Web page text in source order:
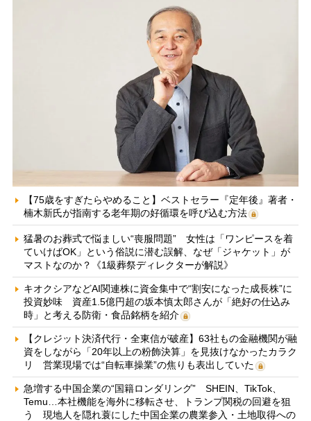
【75歳をすぎたらやめること】ベストセラー『定年後』著者・
楠木新氏が指南する老年期の好循環を呼び込む方法
猛暑のお葬式で悩ましい“喪服問題” 女性は「ワンピースを着
ていけばOK」という俗説に潜む誤解、なぜ「ジャケット」が
マストなのか？《1級葬祭ディレクターが解説》
キオクシアなどAI関連株に資金集中で“割安になった成長株”に
投資妙味 資産1.5億円超の坂本慎太郎さんが「絶好の仕込み
時」と考える防衛・食品銘柄を紹介
【クレジット決済代行・全東信が破産】63社もの金融機関が融
資をしながら「20年以上の粉飾決算」を見抜けなかったカラク
リ 営業現場では“自転車操業”の焦りも表出していた
急増する中国企業の“国籍ロンダリング” SHEIN、TikTok、
Temu…本社機能を海外に移転させ、トランプ関税の回避を狙
う 現地人を隠れ蓑にした中国企業の農業参入・土地取得への